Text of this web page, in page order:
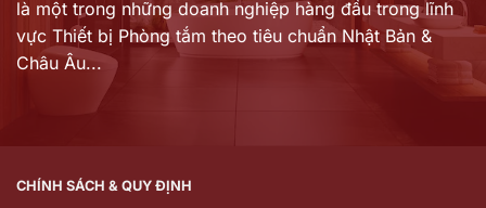
là một trong những doanh nghiệp hàng đầu trong lĩnh
vực Thiết bị Phòng tắm theo tiêu chuẩn Nhật Bản &
Châu Âu...
CHÍNH SÁCH & QUY ĐỊNH